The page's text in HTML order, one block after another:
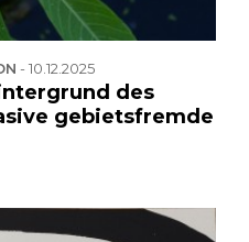
-10.12.2025
des
gebietsfremde